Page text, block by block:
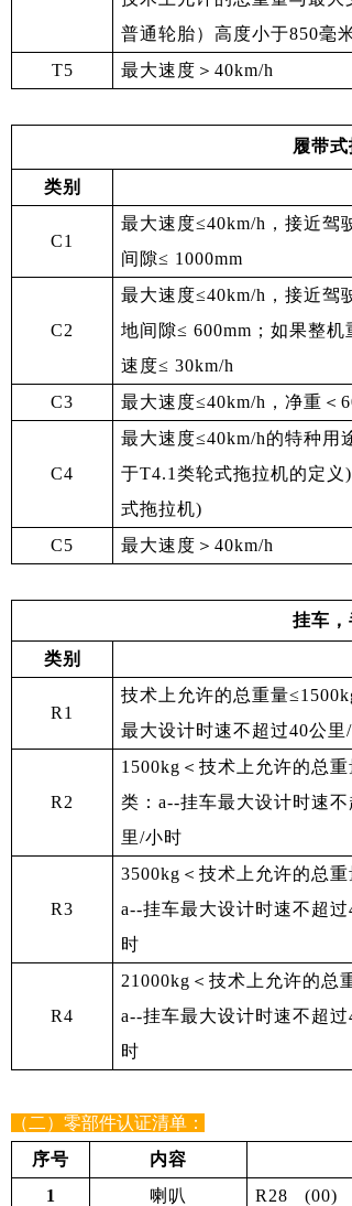
普通轮胎）高度小于850毫米
T5
最大速度＞40km/h
履带式
类别
C1
最大速度≤40km/h，接近驾
间隙≤ 1000mm
C2
最大速度≤40km/h，接近驾
地间隙≤ 600mm；如果整
速度≤ 30km/h
C3
最大速度≤40km/h，净重＜
C4
最大速度≤40km/h的特种用
于T4.1类轮式拖拉机的定
式拖拉机)
C5
最大速度＞40km/h
挂车，
类别
R1
技术上允许的总重量
最大设计时速不超过40公
R2
1500kg＜技术上允许的总
类：a--挂车最大设计时速
里/小时
R3
3500kg＜技术上允许的总
a--挂车最大设计时速不超
时
R4
21000kg＜技术上允许的总
a--挂车最大设计时速不超
时
（二）零部件认证清单：
序号
内容
1
喇叭
R28 (00)